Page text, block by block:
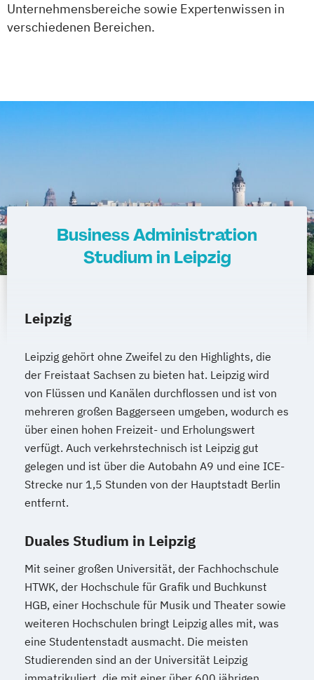
Unternehmensbereiche sowie Expertenwissen in
verschiedenen Bereichen.
Business Administration
Studium in Leipzig
Leipzig
Leipzig gehört ohne Zweifel zu den Highlights, die
der Freistaat Sachsen zu bieten hat. Leipzig wird
von Flüssen und Kanälen durchflossen und ist von
mehreren großen Baggerseen umgeben, wodurch es
über einen hohen Freizeit- und Erholungswert
verfügt. Auch verkehrstechnisch ist Leipzig gut
gelegen und ist über die Autobahn A9 und eine ICE-
Strecke nur 1,5 Stunden von der Hauptstadt Berlin
entfernt.
Duales Studium in Leipzig
Mit seiner großen Universität, der Fachhochschule
HTWK, der Hochschule für Grafik und Buchkunst
HGB, einer Hochschule für Musik und Theater sowie
weiteren Hochschulen bringt Leipzig alles mit, was
eine Studentenstadt ausmacht. Die meisten
Studierenden sind an der Universität Leipzig